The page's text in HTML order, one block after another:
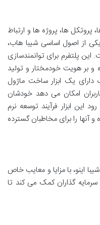
پروتکل ها، پروژه ها و ارتباط
یکی از اصول اساسی شیبا هاب،
پلتفرم برای توانمندسازی
و بر هویت خودمختار و تولید
دارای یک ابزار ساخت ماژول
امکان می دهد خودشان
این ابزار فرآیند توسعه نرم
را ساده تر کرده و آنها را برای مخاطبان گسترده
اینو، با مزایا و معایب خاص
گذاران کمک می کند تا